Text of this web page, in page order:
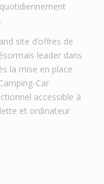
site d’offres de
leader dans
la mise en place
Car
accessible à
et ordinateur